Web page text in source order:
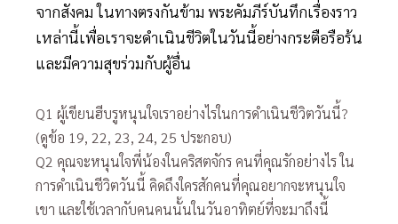
จากสังคม ในทางตรงกันข้าม พระคัมภีร์บันทึกเรื่องราว
เหล่านี้เพื่อเราจะดำเนินชีวิตในวันนี้อย่างกระตือรือร้น
และมีความสุขร่วมกับผู้อื่น
Q1 ผู้เขียนฮีบรูหนุนใจเราอย่างไรในการดำเนินชีวิตวันนี้?
(ดูข้อ 19, 22, 23, 24, 25 ประกอบ)
Q2 คุณจะหนุนใจพี่น้องในคริสตจักร คนที่คุณรักอย่างไร ใน
การดำเนินชีวิตวันนี้ คิดถึงใครสักคนที่คุณอยากจะหนุนใจ
เขา และใช้เวลากับคนคนนั้นในวันอาทิตย์ที่จะมาถึงนี้